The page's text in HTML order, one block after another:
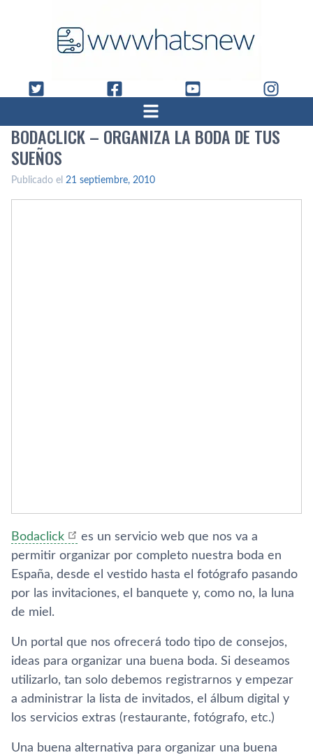
BODACLICK – ORGANIZA LA BODA DE TUS
SUEÑOS
Publicado el 21 septiembre, 2010
Bodaclick
es un servicio web que nos va a
permitir organizar por completo nuestra boda en
España, desde el vestido hasta el fotógrafo pasando
por las invitaciones, el banquete y, como no, la luna
de miel.
Un portal que nos ofrecerá todo tipo de consejos,
ideas para organizar una buena boda. Si deseamos
utilizarlo, tan solo debemos registrarnos y empezar
a administrar la lista de invitados, el álbum digital y
los servicios extras (restaurante, fotógrafo, etc.)
Una buena alternativa para organizar una buena